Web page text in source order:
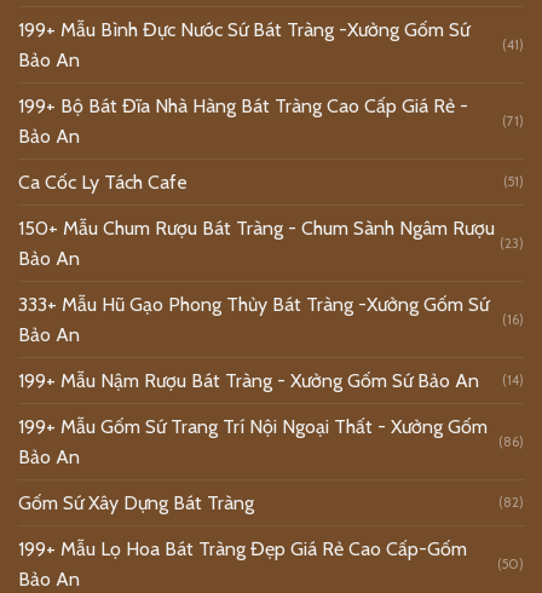
199+ Mẫu Bình Đực Nước Sứ Bát Tràng -Xưởng Gốm Sứ
Bảo An
(41)
199+ Bộ Bát Đĩa Nhà Hàng Bát Tràng Cao Cấp Giá Rẻ -
Bảo An
(71)
Ca Cốc Ly Tách Cafe (51)
150+ Mẫu Chum Rượu Bát Tràng - Chum Sành Ngâm Rượu
Bảo An
(23)
333+ Mẫu Hũ Gạo Phong Thủy Bát Tràng -Xưởng Gốm Sứ
Bảo An
(16)
199+ Mẫu Nậm Rượu Bát Tràng - Xưởng Gốm Sứ Bảo An (14)
199+ Mẫu Gốm Sứ Trang Trí Nội Ngoại Thất - Xưởng Gốm
Bảo An
(86)
Gốm Sứ Xây Dựng Bát Tràng (82)
199+ Mẫu Lọ Hoa Bát Tràng Đẹp Giá Rẻ Cao Cấp-Gốm
Bảo An
(50)